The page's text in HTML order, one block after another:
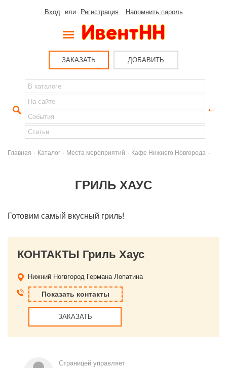
Вход или Регистрация Напомнить пароль
ЗАКАЗАТЬ ДОБАВИТЬ
Главная - Каталог - Места мероприятий - Кафе Нижнего Новгорода -
ГРИЛЬ ХАУС
Готовим самый вкусный гриль!
КОНТАКТЫ Гриль Хаус
Нижний Ногвгород Германа Лопатина
Показать контакты
ЗАКАЗАТЬ
Страницей управляет